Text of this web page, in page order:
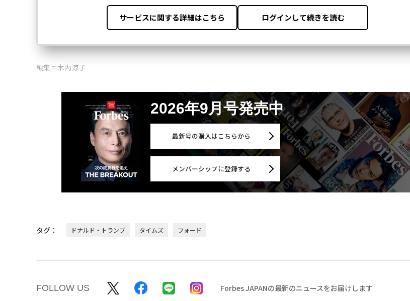
編集 = 木内涼子
2026年9月号発売中
最新号の購入はこちらから
メンバーシップに登録する
タグ： ドナルド・トランプ タイムズ フォード
FOLLOW US Forbes JAPANの最新のニュースをお届けします